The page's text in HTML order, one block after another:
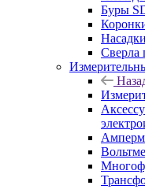
Буры
Сверла